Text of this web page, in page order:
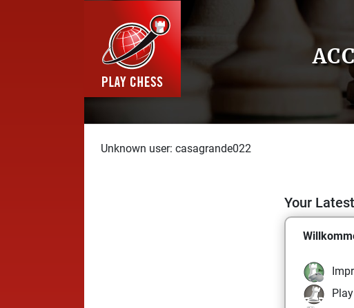
Unknown user: casagrande022
Your